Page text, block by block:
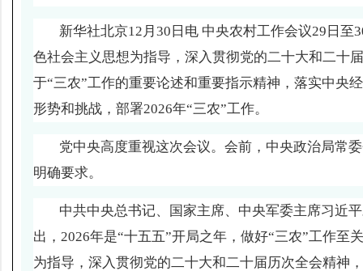
新华社北京12月30日电 中央农村工作会议29日
色社会主义思想为指导，深入贯彻党的二十大和二十
于“三农”工作的重要论述和重要指示精神，落实中央
形势和挑战，部署2026年“三农”工作。
党中央高度重视这次会议。会前，中央政治局常
明确要求。
中共中央总书记、国家主席、中央军委主席习近
出，2026年是“十五五”开局之年，做好“三农”工作至
为指导，深入贯彻党的二十大和二十届历次全会精神